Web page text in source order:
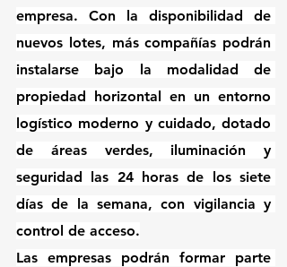
empresa. Con la disponibilidad de
nuevos lotes, más compañías podrán
instalarse bajo la modalidad de
propiedad horizontal en un entorno
logístico moderno y cuidado, dotado
de áreas verdes, iluminación y
seguridad las 24 horas de los siete
días de la semana, con vigilancia y
control de acceso.
Las empresas podrán formar parte